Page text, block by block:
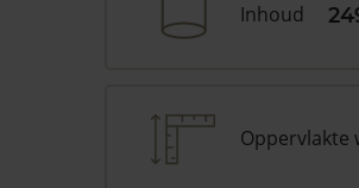
Inhoud
Oppervlakte